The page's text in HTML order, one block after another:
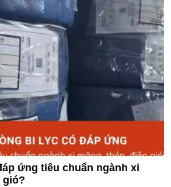
ứng tiêu chuẩn ngành xi
gió?